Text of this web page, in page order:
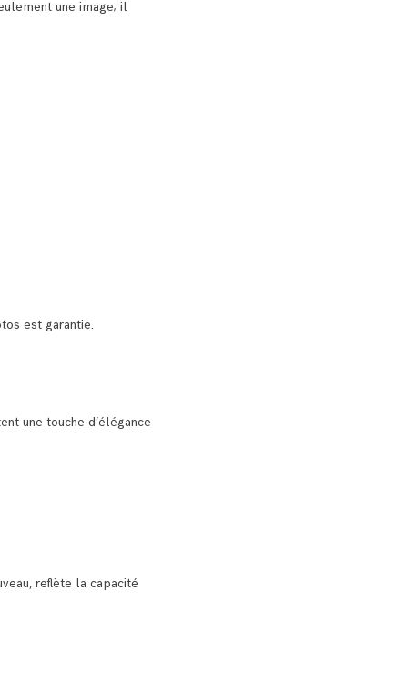
une image; il
est garantie.
une touche d’élégance
reflète la capacité